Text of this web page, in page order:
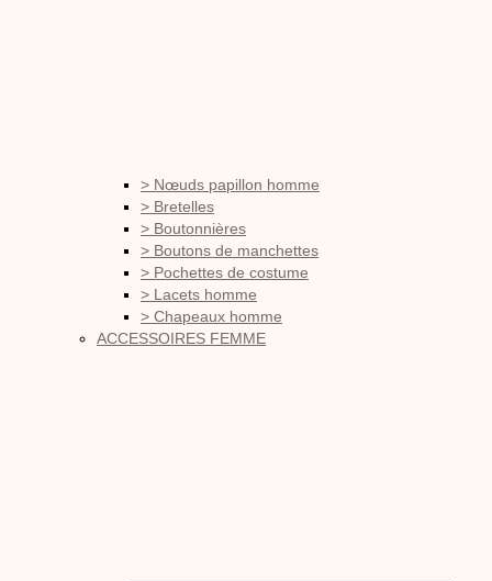
> Nœuds papillon homme
> Bretelles
> Boutonnières
> Boutons de manchettes
> Pochettes de costume
> Lacets homme
> Chapeaux homme
ACCESSOIRES FEMME